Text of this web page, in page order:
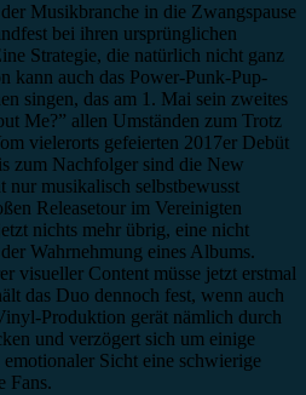
Musikbranche in die Zwangspause
bei ihren ursprünglichen
Strategie, die natürlich nicht ganz
kann auch das Power-Punk-Pup-
singen, das am 1. Mai sein zweites
Me?” allen Umständen zum Trotz
vielerorts gefeierten 2017er Debüt
zum Nachfolger sind die New
musikalisch selbstbewusst
Releasetour im Vereinigten
nichts mehr übrig, eine nicht
Wahrnehmung eines Albums.
visueller Content müsse jetzt erstmal
das Duo dennoch fest, wenn auch
Produktion gerät nämlich durch
und verzögert sich um einige
Sicht eine schwierige
Fans.